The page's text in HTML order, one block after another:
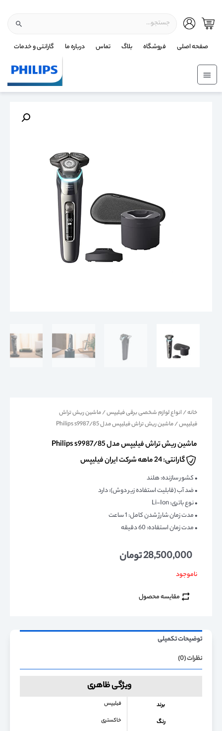
صفحه اصلی فروشگاه بلاگ تماس درباره ما گارانتی و خدمات
خانه/ انواع لوازم شخصی برقی فیلیپس/ماشین ریش تراش
فیلیپس/ ماشین ریش تراش فیلیپس مدل Philips s9987/85
ماشین ریش تراش فیلیپس مدل Philips s9987/85
گارانتی: 24 ماهه شرکت ایران فیلیپس
• کشور سازنده: هلند
• ضد آب (قابلیت استفاده زیر دوش): دارد
• نوع باتری: Li-Ion
• مدت زمان شارژ شدن کامل: 1 ساعت
• مدت زمان استفاده: 60 دقیقه
28,500,000تومان
ناموجود
مقایسه محصول
توضیحات تکمیلی
نظرات (0)
ویژگی ظاهری
برند فیلیپس
رنگ خاکستری